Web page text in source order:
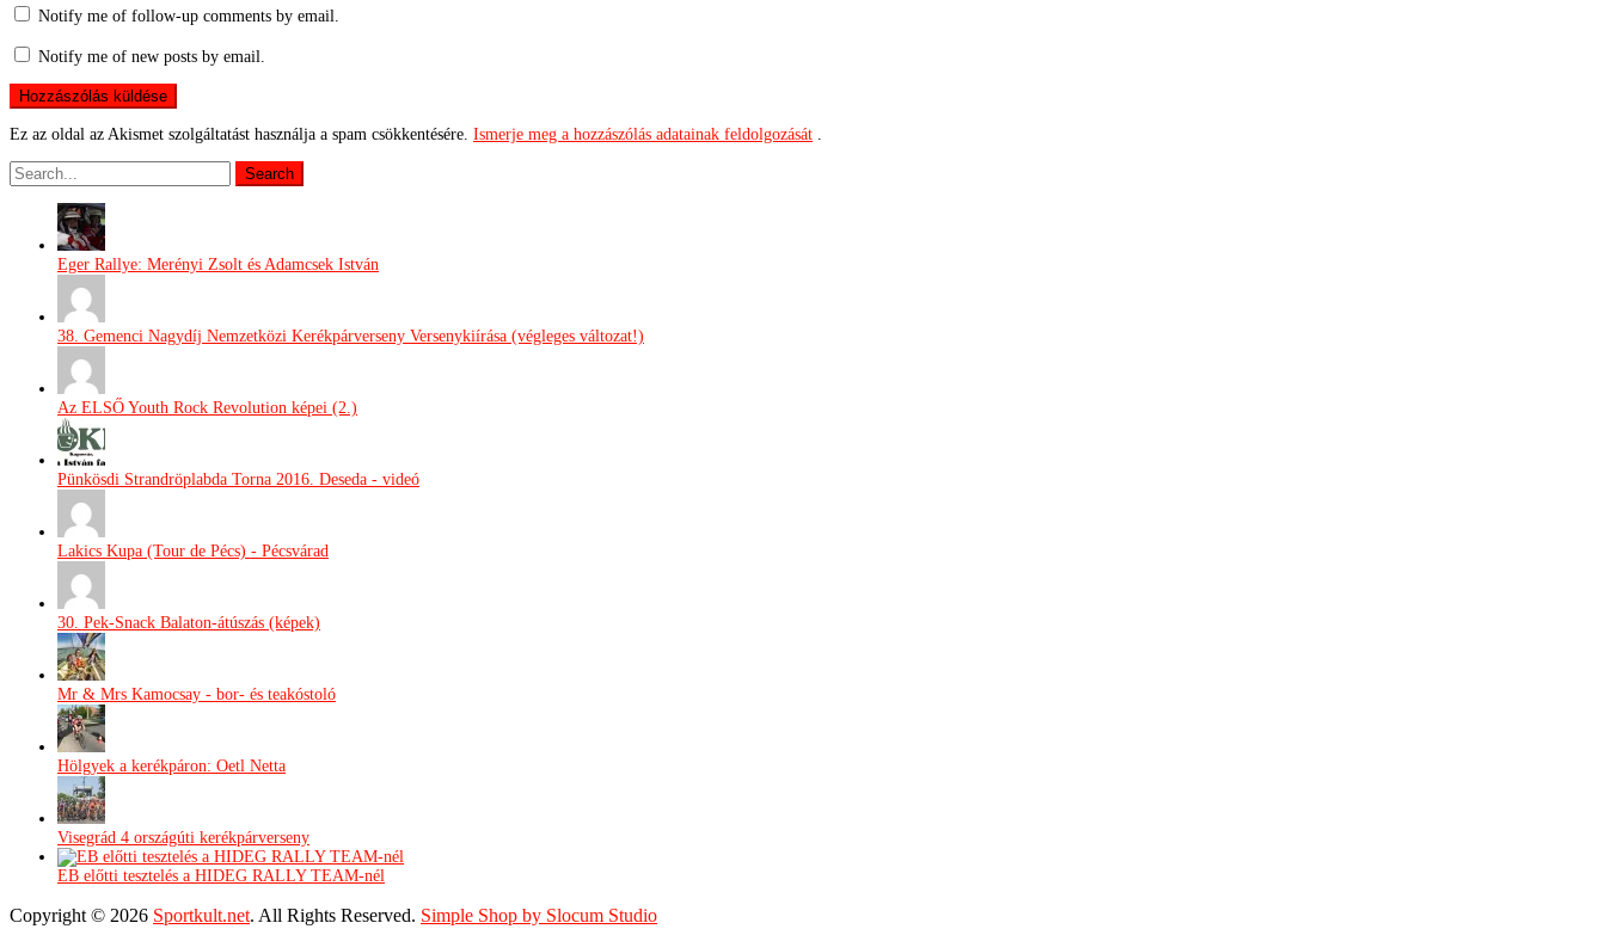
Notify me of follow-up comments by email.
Notify me of new posts by email.
Ez az oldal az Akismet szolgáltatást használja a spam csökkentésére. Ismerje meg a hozzászólás adatainak feldolgozását .
Eger Rallye: Merényi Zsolt és Adamcsek István
38. Gemenci Nagydíj Nemzetközi Kerékpárverseny Versenykiírása (végleges változat!)
Az ELSŐ Youth Rock Revolution képei (2.)
Pünkösdi Strandröplabda Torna 2016. Deseda - videó
Lakics Kupa (Tour de Pécs) - Pécsvárad
30. Pek-Snack Balaton-átúszás (képek)
Mr & Mrs Kamocsay - bor- és teakóstoló
Hölgyek a kerékpáron: Oetl Netta
Visegrád 4 országúti kerékpárverseny
EB előtti tesztelés a HIDEG RALLY TEAM-nél
Copyright © 2026 Sportkult.net. All Rights Reserved. Simple Shop by Slocum Studio